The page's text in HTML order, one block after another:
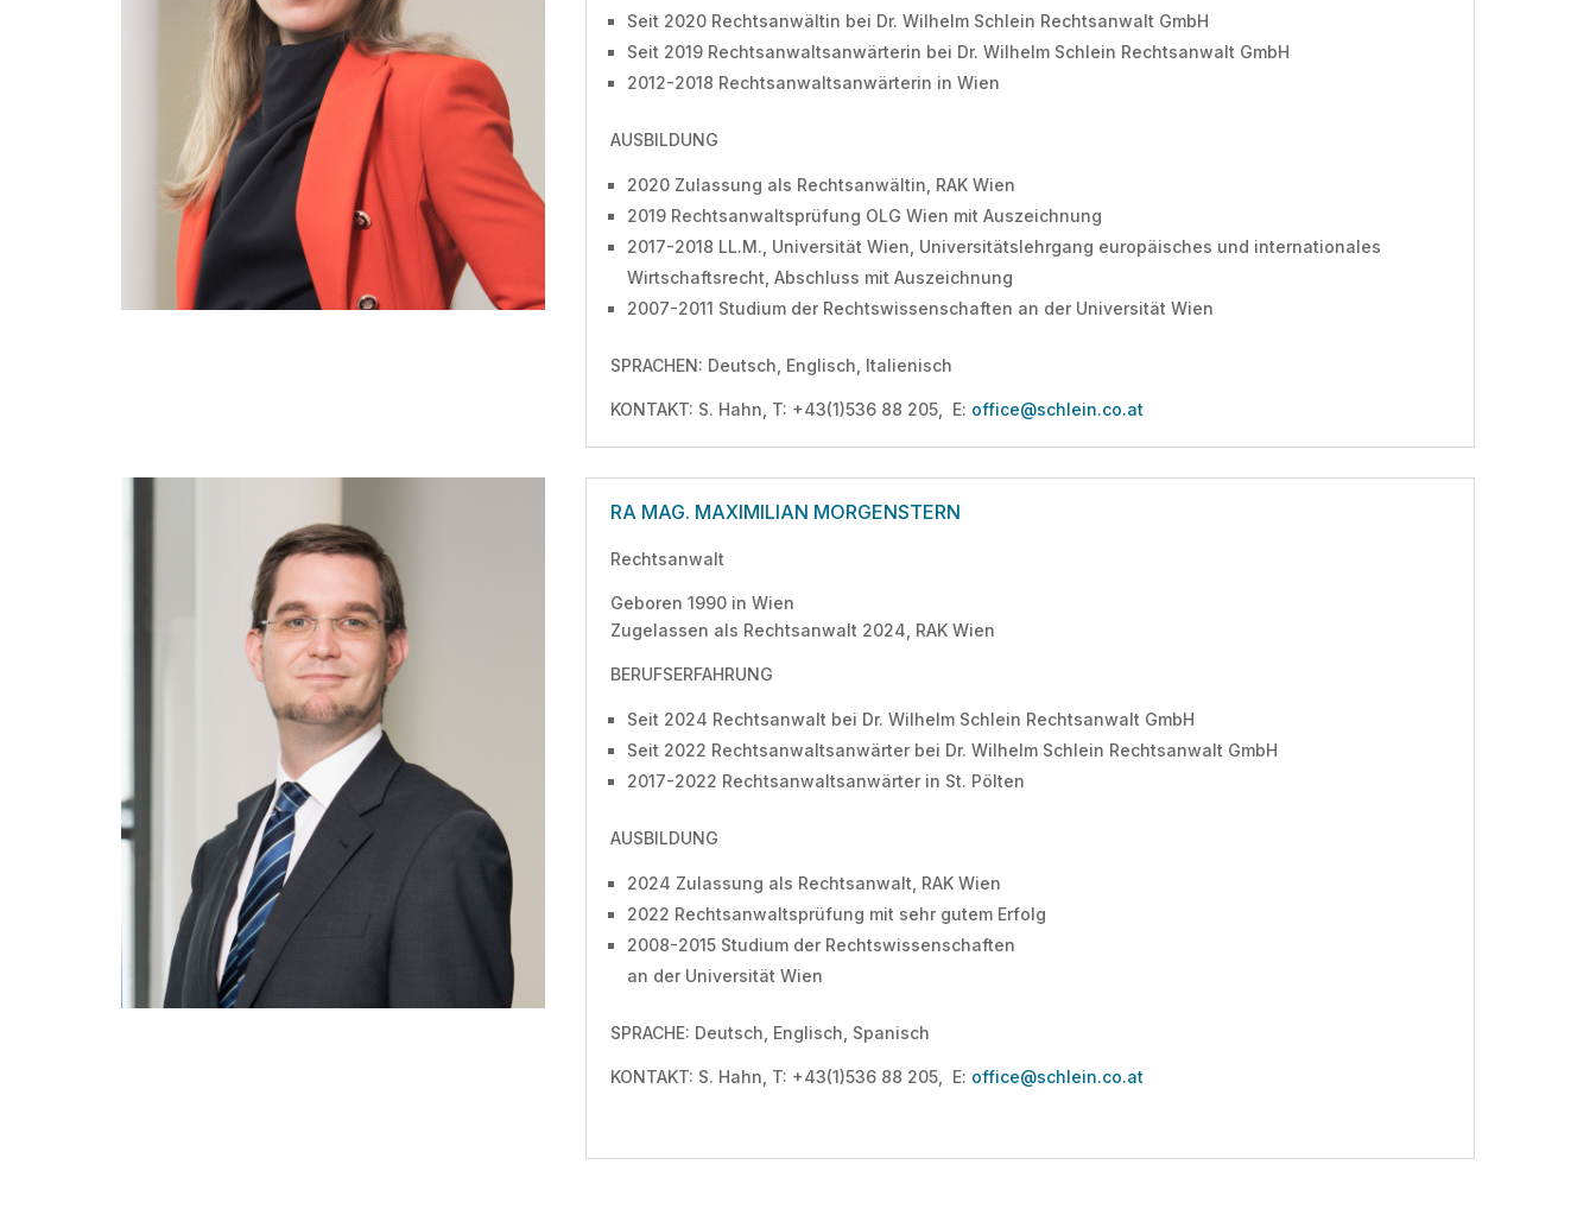
Seit 2020 Rechtsanwältin bei Dr. Wilhelm Schlein Rechtsanwalt GmbH
Seit 2019 Rechtsanwaltsanwärterin bei Dr. Wilhelm Schlein Rechtsanwalt GmbH
2012-2018 Rechtsanwaltsanwärterin in Wien
AUSBILDUNG
2020 Zulassung als Rechtsanwältin, RAK Wien
2019 Rechtsanwaltsprüfung OLG Wien mit Auszeichnung
2017-2018 LL.M., Universität Wien, Universitätslehrgang europäisches und internationales
Wirtschaftsrecht, Abschluss mit Auszeichnung
2007-2011 Studium der Rechtswissenschaften an der Universität Wien
SPRACHEN: Deutsch, Englisch, Italienisch
KONTAKT: S. Hahn, T: +43(1)536 88 205, E: office@schlein.co.at
RA MAG. MAXIMILIAN MORGENSTERN
Rechtsanwalt
Geboren 1990 in Wien
Zugelassen als Rechtsanwalt 2024, RAK Wien
BERUFSERFAHRUNG
Seit 2024 Rechtsanwalt bei Dr. Wilhelm Schlein Rechtsanwalt GmbH
Seit 2022 Rechtsanwaltsanwärter bei Dr. Wilhelm Schlein Rechtsanwalt GmbH
2017-2022 Rechtsanwaltsanwärter in St. Pölten
AUSBILDUNG
2024 Zulassung als Rechtsanwalt, RAK Wien
2022 Rechtsanwaltsprüfung mit sehr gutem Erfolg
2008-2015 Studium der Rechtswissenschaften
an der Universität Wien
SPRACHE: Deutsch, Englisch, Spanisch
KONTAKT: S. Hahn, T: +43(1)536 88 205, E: office@schlein.co.at